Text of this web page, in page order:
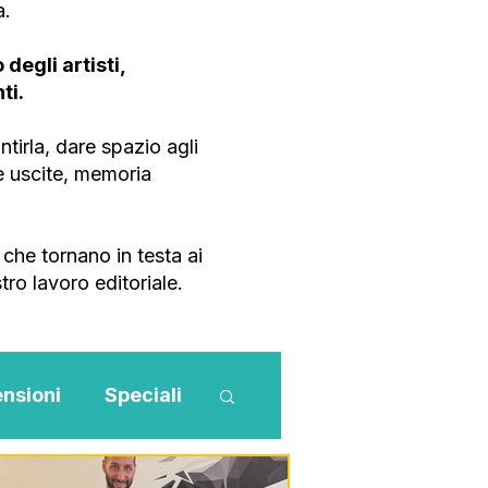
degli artisti,
dare spazio agli
uscite, memoria
tornano in testa ai
lavoro editoriale.
Speciali